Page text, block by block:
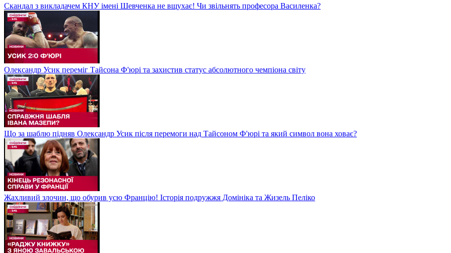
Скандал з викладачем КНУ імені Шевченка не вщухає! Чи звільнять професора Василенка?
Олександр Усик переміг Тайсона Ф'юрі та захистив статус абсолютного чемпіона світу
Що за шаблю підняв Олександр Усик після перемоги над Тайсоном Ф'юрі та який символ вона ховає?
Жахливий злочин, що обурив усю Францію! Історія подружжя Домініка та Жизель Пеліко